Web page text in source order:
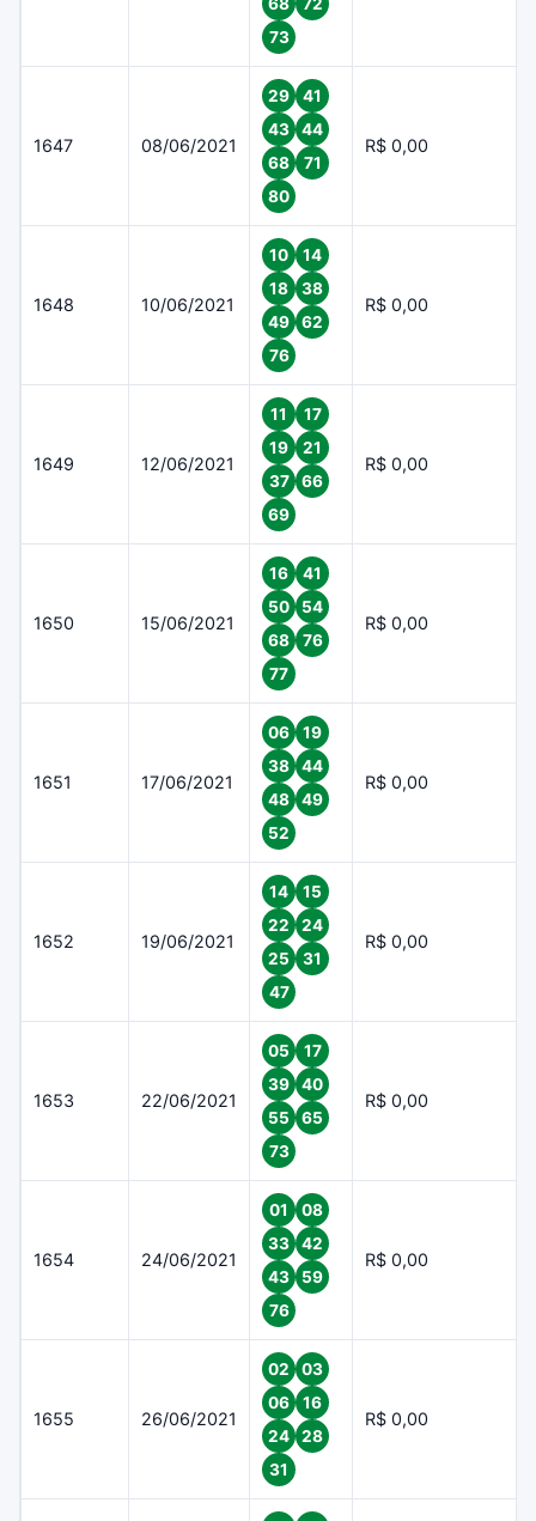
73
1647 08/06/2021
29
41
43
44
68
71
80
R$ 0,00
1648 10/06/2021
10
14
18
38
49
62
76
R$ 0,00
1649 12/06/2021
11
17
19
21
37
66
69
R$ 0,00
1650 15/06/2021
16
41
50
54
68
76
77
R$ 0,00
1651 17/06/2021
06
19
38
44
48
49
52
R$ 0,00
1652 19/06/2021
14
15
22
24
25
31
47
R$ 0,00
1653 22/06/2021
05
17
39
40
55
65
73
R$ 0,00
1654 24/06/2021
01
08
33
42
43
59
76
R$ 0,00
1655 26/06/2021
02
03
06
16
24
28
31
R$ 0,00